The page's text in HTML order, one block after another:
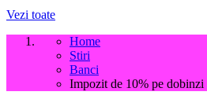
Vezi toate
Home
Stiri
Banci
Impozit de 10% pe dobinzi